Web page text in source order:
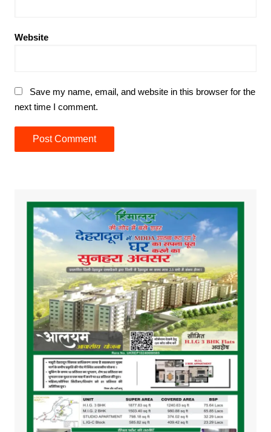
Website
Save my name, email, and website in this browser for the
next time I comment.